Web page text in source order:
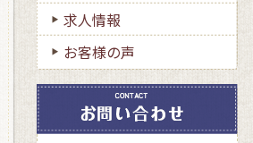
求人情報
お客様の声